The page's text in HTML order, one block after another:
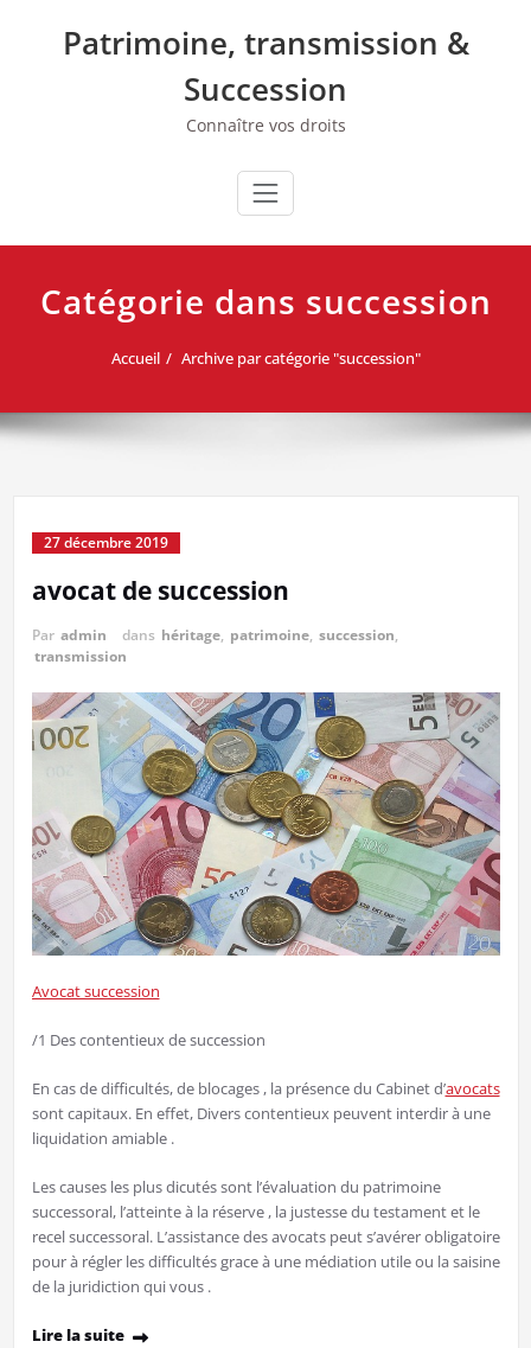
Patrimoine, transmission &
Succession
Connaître vos droits
Catégorie dans succession
Accueil Archive par catégorie "succession"
27 décembre 2019
avocat de succession
Par admin dans héritage, patrimoine, succession,
transmission
Avocat succession
/1 Des contentieux de succession
En cas de difficultés, de blocages , la présence du Cabinet d’avocats
sont capitaux. En effet, Divers contentieux peuvent interdir à une
liquidation amiable .
Les causes les plus dicutés sont l’évaluation du patrimoine
successoral, l’atteinte à la réserve , la justesse du testament et le
recel successoral. L’assistance des avocats peut s’avérer obligatoire
pour à régler les difficultés grace à une médiation utile ou la saisine
de la juridiction qui vous .
Lire la suite